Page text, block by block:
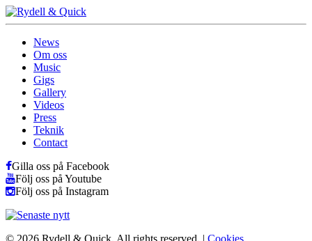
News
Om oss
Music
Gigs
Gallery
Videos
Press
Teknik
Contact
Gilla oss på Facebook
Följ oss på Youtube
Följ oss på Instagram
© 2026 Rydell & Quick. All rights reserved. | Cookies